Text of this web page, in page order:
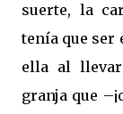
suerte, la
tenía que ser
ella al
granja que